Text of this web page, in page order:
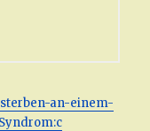
an-einem-